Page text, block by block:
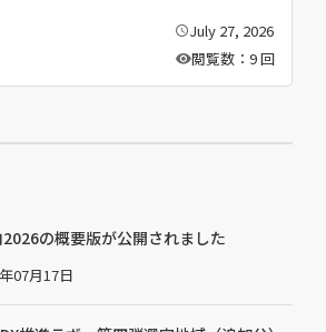
公
日
July 27, 2026
閲覧数：9 回
2026の概要版が公開されました
07月17日